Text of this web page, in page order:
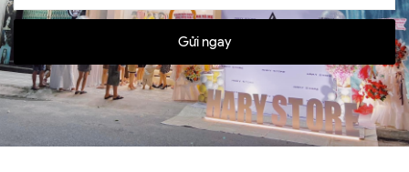
Gửi ngay